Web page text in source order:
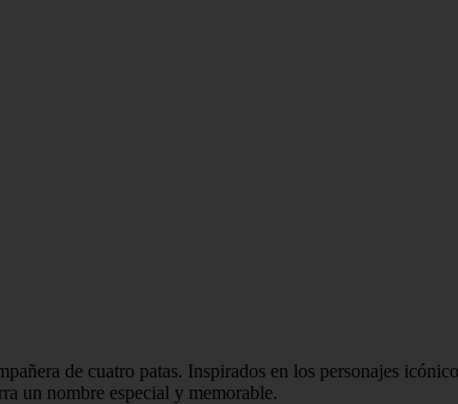
de cuatro patas. Inspirados en los personajes
un nombre especial y memorable.